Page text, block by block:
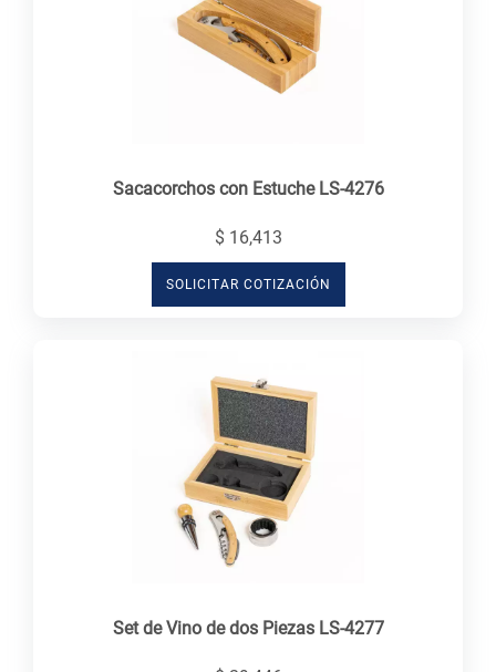
Sacacorchos con Estuche LS-4276
$ 16,413
SOLICITAR COTIZACIÓN
Set de Vino de dos Piezas LS-4277